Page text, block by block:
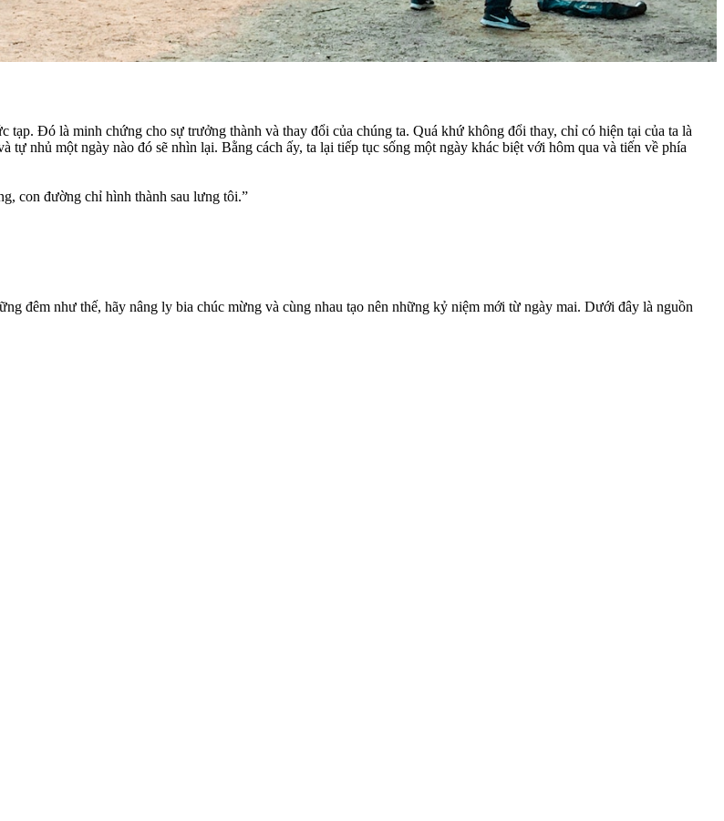
Đó là minh chứng cho sự trưởng thành và thay đổi của chúng ta. Quá khứ không đổi thay, chỉ có hiện tại của ta là
nhủ một ngày nào đó sẽ nhìn lại. Bằng cách ấy, ta lại tiếp tục sống một ngày khác biệt với hôm qua và tiến về phía
con đường chỉ hình thành sau lưng tôi.”
đêm như thế, hãy nâng ly bia chúc mừng và cùng nhau tạo nên những kỷ niệm mới từ ngày mai. Dưới đây là nguồn